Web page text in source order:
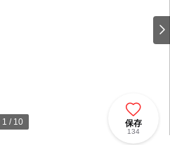
1 / 10 保存
134